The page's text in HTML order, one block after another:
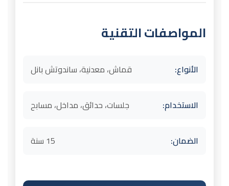
المواصفات التقنية
الأنواع: قماش، معدنية، ساندوتش بانل
الاستخدام: جلسات، حدائق، مداخل، مسابح
الضمان: 15 سنة